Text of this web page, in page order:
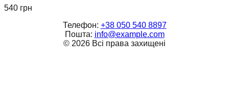
540 грн
Телефон: +38 050 540 8897
Пошта: info@example.com
© 2026 Всі права захищені